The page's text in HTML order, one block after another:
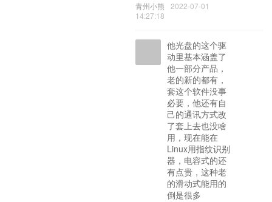
青州小熊
2022-07-01
14:27:18
他光盘的这个驱
动里基本涵盖了
他一部分产品，
老的新的都有，
套这个软件没事
必要，他还有自
己的通讯方式改
了套上去也没啥
用，现在能在
Linux用指纹识别
器，电容式的还
有点贵，这种老
的滑动式能用的
倒是很多